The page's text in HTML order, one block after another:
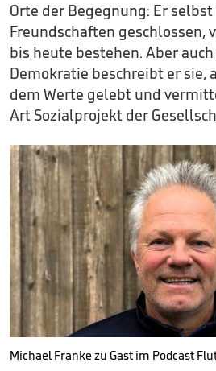
Orte der Begegnung: Er
Freundschaften geschlossen,
bis heute bestehen. Aber
Demokratie beschreibt er sie,
dem Werte gelebt und
Art Sozialprojekt der
Michael Franke zu Gast im Podcast